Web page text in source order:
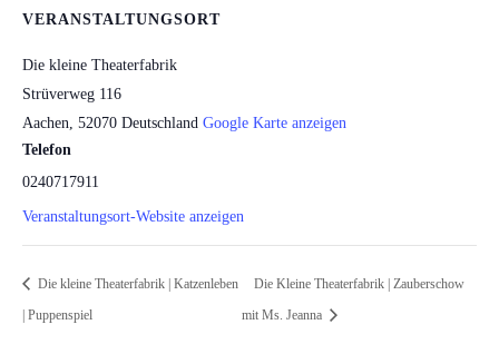
VERANSTALTUNGSORT
Die kleine Theaterfabrik
Strüverweg 116
Aachen, 52070 Deutschland Google Karte anzeigen
Telefon
0240717911
Veranstaltungsort-Website anzeigen
Die kleine Theaterfabrik | Katzenleben
| Puppenspiel
Die Kleine Theaterfabrik | Zauberschow
mit Ms. Jeanna